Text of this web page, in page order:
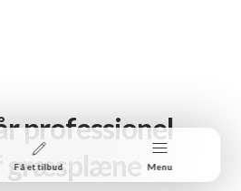
professionel
græsplæne
Få et tilbud Menu